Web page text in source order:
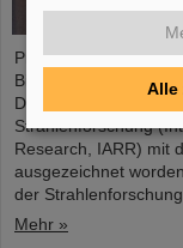
Professor Marco
Biophysik und
Darmstadt, ist von
Strahlenforschung
Research, IARR) mit
ausgezeichnet
der
Mehr »
Alle